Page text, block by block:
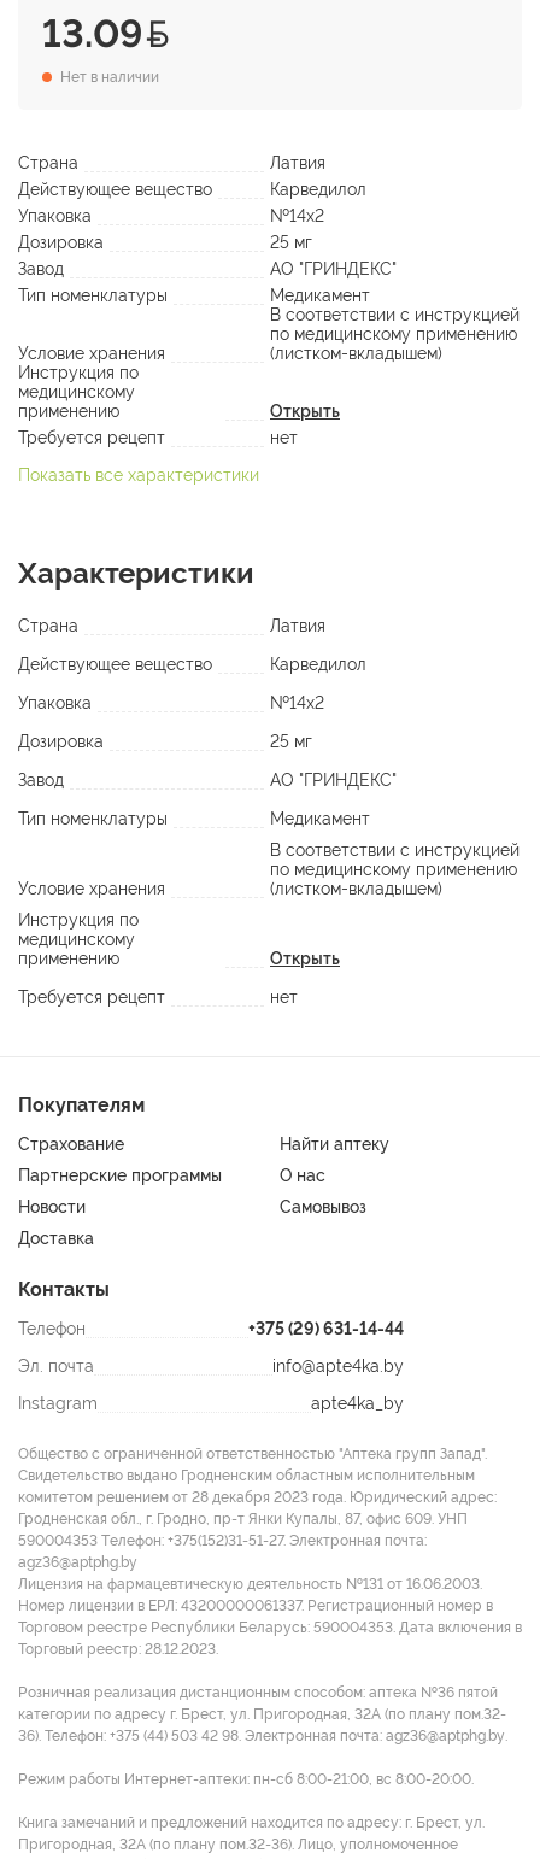
13.09
Нет в наличии
Страна
Латвия
Действующее вещество
Карведилол
Упаковка
№14х2
Дозировка
25 мг
Завод
АО "ГРИНДЕКС"
Тип номенклатуры
Медикамент
Условие хранения
В соответствии с инструкцией
по медицинскому применению
(листком-вкладышем)
Инструкция по
медицинскому
применению
Открыть
Требуется рецепт
нет
Показать все характеристики
Характеристики
Страна
Латвия
Действующее вещество
Карведилол
Упаковка
№14х2
Дозировка
25 мг
Завод
АО "ГРИНДЕКС"
Тип номенклатуры
Медикамент
Условие хранения
В соответствии с инструкцией
по медицинскому применению
(листком-вкладышем)
Инструкция по
медицинскому
применению
Открыть
Требуется рецепт
нет
Покупателям
Страхование
Найти аптеку
Партнерские программы
О нас
Новости
Самовывоз
Доставка
Контакты
Телефон
+375 (29) 631-14-44
Эл. почта
info@apte4ka.by
Instagram
apte4ka_by
Общество с ограниченной ответственностью "Аптека групп Запад".
Свидетельство выдано Гродненским областным исполнительным
комитетом решением от 28 декабря 2023 года. Юридический адрес:
Гродненская обл., г. Гродно, пр-т Янки Купалы, 87, офис 609. УНП
590004353 Tелефон: +375(152)31-51-27. Электронная почта:
agz36@aptphg.by
Лицензия на фармацевтическую деятельность №131 от 16.06.2003.
Номер лицензии в ЕРЛ: 43200000061337. Регистрационный номер в
Торговом реестре Республики Беларусь: 590004353. Дата включения в
Торговый реестр: 28.12.2023.
Розничная реализация дистанционным способом: аптека №36 пятой
категории по адресу г. Брест, ул. Пригородная, 32А (по плану пом.32-
36). Телефон: +375 (44) 503 42 98. Электронная почта: agz36@aptphg.by.
Режим работы Интернет-аптеки: пн-сб 8:00-21:00, вс 8:00-20:00.
Книга замечаний и предложений находится по адресу: г. Брест, ул.
Пригородная, 32А (по плану пом.32-36). Лицо, уполномоченное